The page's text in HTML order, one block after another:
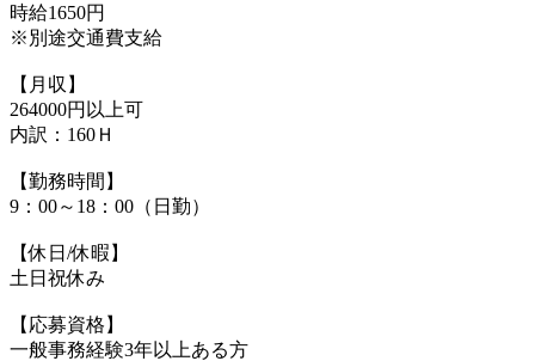
時給1650円
※別途交通費支給
【月収】
264000円以上可
内訳：160Ｈ
【勤務時間】
9：00～18：00（日勤）
【休日/休暇】
土日祝休み
【応募資格】
一般事務経験3年以上ある方